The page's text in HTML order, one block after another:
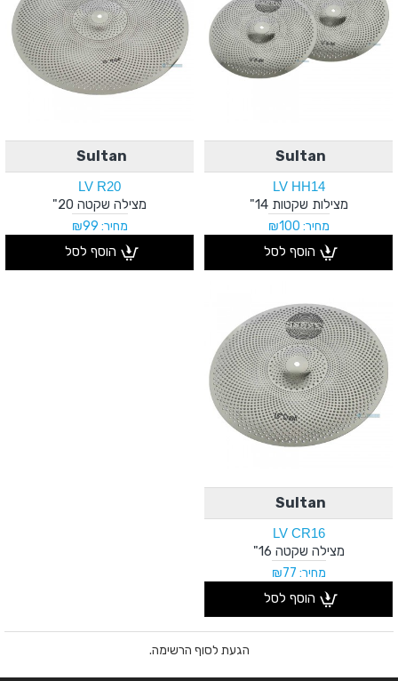
Sultan
LV HH14
מצילות שקטות 14"
מחיר: ₪100
הוסף לסל
Sultan
LV R20
מצילה שקטה 20"
מחיר: ₪99
הוסף לסל
Sultan
LV CR16
מצילה שקטה 16"
מחיר: ₪77
הוסף לסל
הגעת לסוף הרשימה.